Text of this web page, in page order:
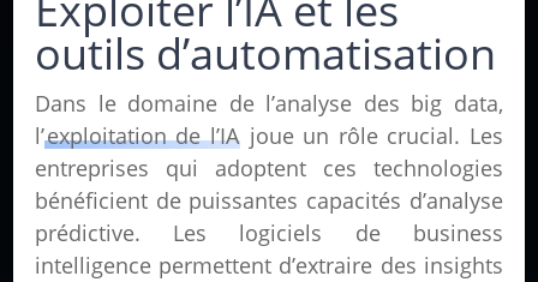
outils d’automatisation
Dans le domaine de l’analyse des big data,
l’exploitation de l’IA joue un rôle crucial. Les
entreprises qui adoptent ces technologies
bénéficient de puissantes capacités d’analyse
prédictive. Les logiciels de business
intelligence permettent d’extraire des insights